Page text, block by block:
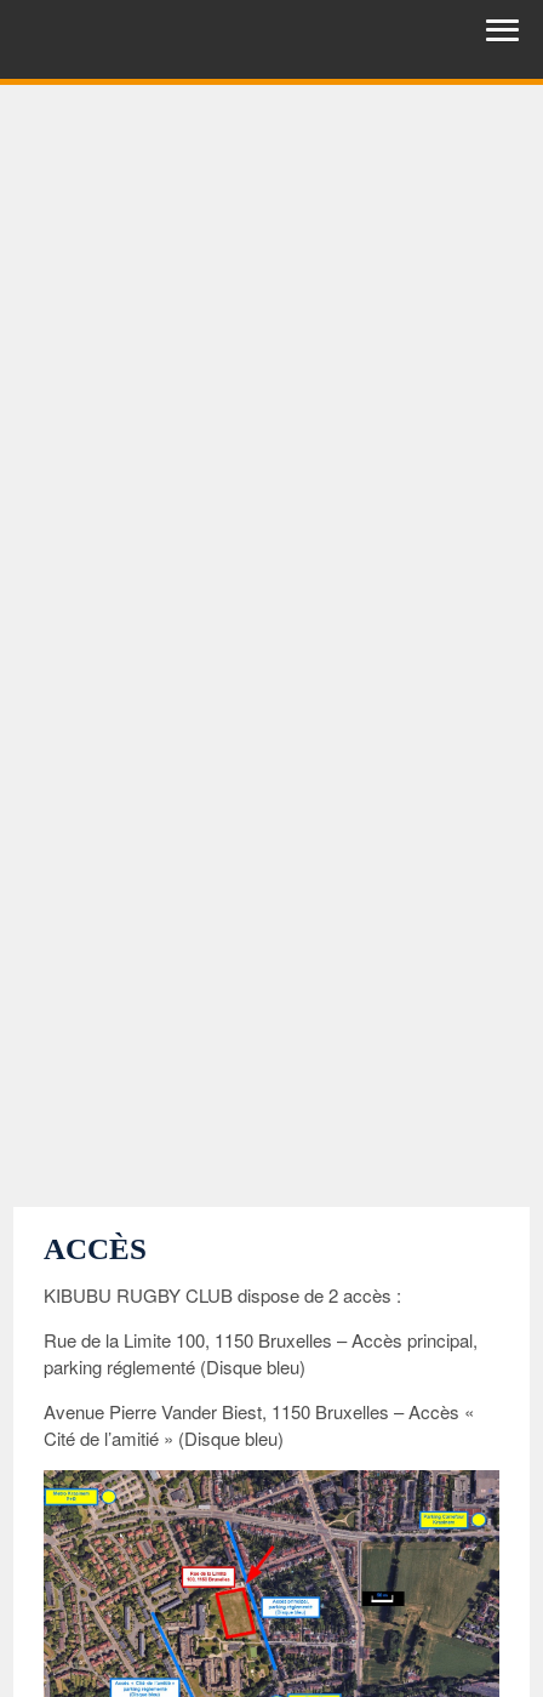
ACCÈS
KIBUBU RUGBY CLUB dispose de 2 accès :
Rue de la Limite 100, 1150 Bruxelles – Accès principal,
parking réglementé (Disque bleu)
Avenue Pierre Vander Biest, 1150 Bruxelles – Accès «
Cité de l’amitié » (Disque bleu)